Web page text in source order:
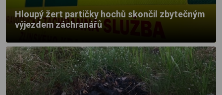
Hloupý žert partičky hochů skončil zbytečným
výjezdem záchranářů